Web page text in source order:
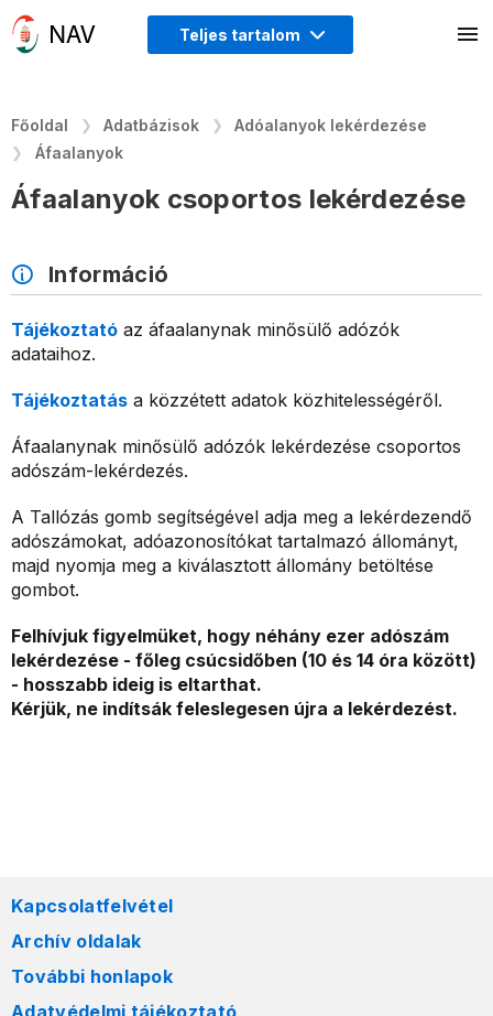
Teljes tartalom
Főoldal Adatbázisok
Adóalanyok lekérdezése
Áfaalanyok
Áfaalanyok csoportos lekérdezése
Információ
Tájékoztató az áfaalanynak minősülő adózók
adataihoz.
Tájékoztatás a közzétett adatok közhitelességéről.
Áfaalanynak minősülő adózók lekérdezése csoportos
adószám-lekérdezés.
A Tallózás gomb segítségével adja meg a lekérdezendő
adószámokat, adóazonosítókat tartalmazó állományt,
majd nyomja meg a kiválasztott állomány betöltése
gombot.
Felhívjuk figyelmüket, hogy néhány ezer adószám
lekérdezése - főleg csúcsidőben (10 és 14 óra között)
- hosszabb ideig is eltarthat.
Kérjük, ne indítsák feleslegesen újra a lekérdezést.
Kapcsolatfelvétel
Archív oldalak
További honlapok
Adatvédelmi tájékoztató